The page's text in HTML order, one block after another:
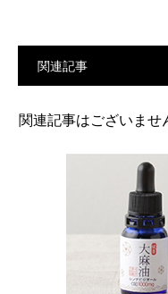
関連記事
関連記事はございませ